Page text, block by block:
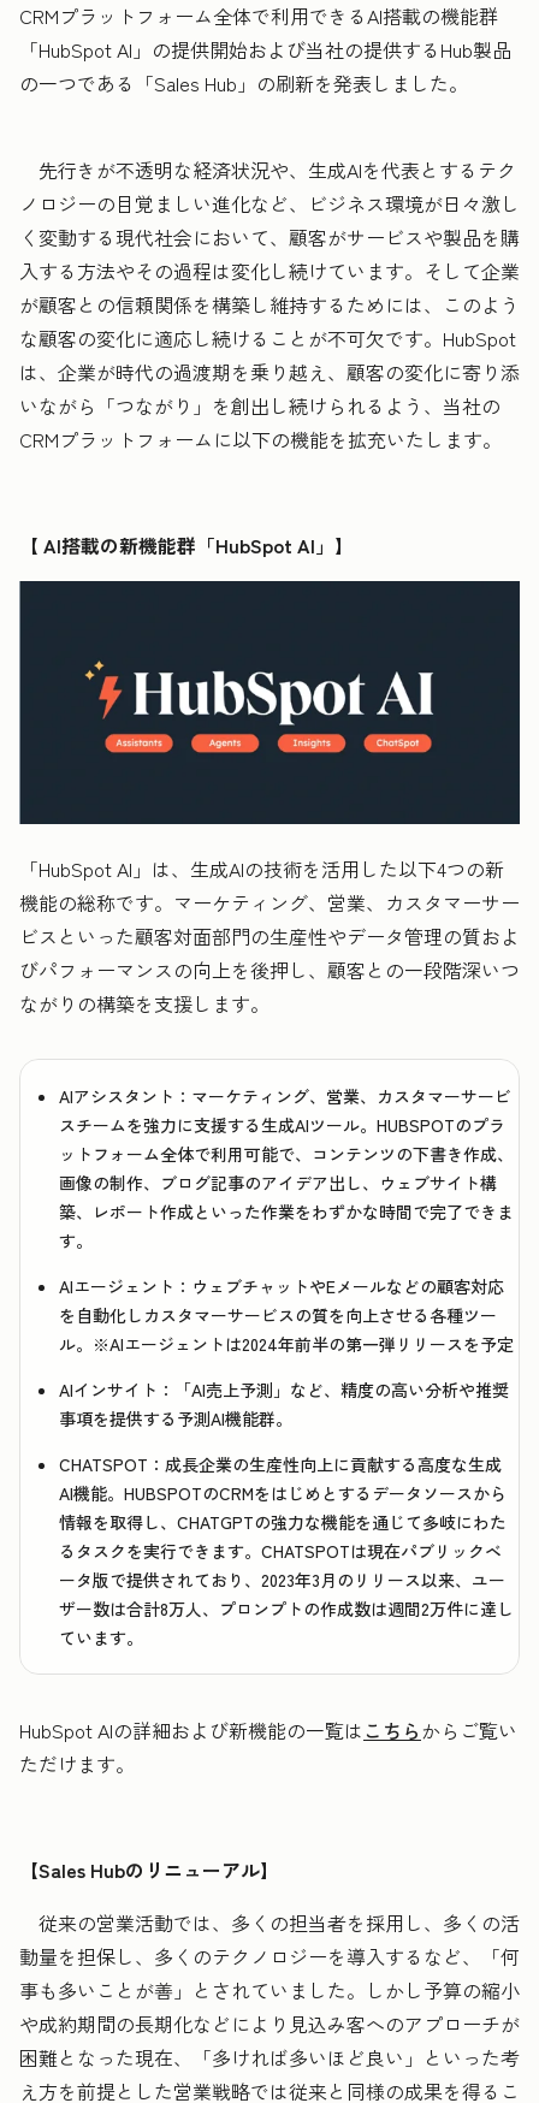
CRMプラットフォーム全体で利用できるAI搭載の機能群
「HubSpot AI」の提供開始および当社の提供するHub製品
の一つである「Sales Hub」の刷新を発表しました。
先行きが不透明な経済状況や、生成AIを代表とするテク
ノロジーの目覚ましい進化など、ビジネス環境が日々激し
く変動する現代社会において、顧客がサービスや製品を購
入する方法やその過程は変化し続けています。そして企業
が顧客との信頼関係を構築し維持するためには、このよう
な顧客の変化に適応し続けることが不可欠です。HubSpot
は、企業が時代の過渡期を乗り越え、顧客の変化に寄り添
いながら「つながり」を創出し続けられるよう、当社の
CRMプラットフォームに以下の機能を拡充いたします。
【 AI搭載の新機能群「HubSpot AI」】
「HubSpot AI」は、生成AIの技術を活用した以下4つの新
機能の総称です。マーケティング、営業、カスタマーサー
ビスといった顧客対面部門の生産性やデータ管理の質およ
びパフォーマンスの向上を後押し、顧客との一段階深いつ
ながりの構築を支援します。
AIアシスタント： マーケティング、営業、カスタマーサービ
スチームを強力に支援する生成AIツール。HUBSPOTのプラ
ットフォーム全体で利用可能で、コンテンツの下書き作成、
画像の制作、ブログ記事のアイデア出し、ウェブサイト構
築、レポート作成といった作業をわずかな時間で完了できま
す。
AIエージェント： ウェブチャットやEメールなどの顧客対応
を自動化しカスタマーサービスの質を向上させる各種ツー
ル。※AIエージェントは2024年前半の第一弾リリースを予定
AIインサイト：
「AI売上予測」など、精度の高い分析や推奨
事項を提供する予測AI機能群。
CHATSPOT： 成長企業の生産性向上に貢献する高度な生成
AI機能。HUBSPOTのCRMをはじめとするデータソースから
情報を取得し、CHATGPTの強力な機能を通じて多岐にわた
るタスクを実行できます。CHATSPOTは現在パブリックベ
ータ版で提供されており、2023年3月のリリース以来、ユー
ザー数は合計8万人、プロンプトの作成数は週間2万件に達し
ています。
HubSpot AIの詳細および新機能の一覧は こちら からご覧い
ただけます。
【Sales Hubのリニューアル】
従来の営業活動では、多くの担当者を採用し、多くの活
動量を担保し、多くのテクノロジーを導入するなど、「何
事も多いことが善」とされていました。しかし予算の縮小
や成約期間の長期化などにより見込み客へのアプローチが
困難となった現在、「多ければ多いほど良い」といった考
え方を前提とした営業戦略では従来と同様の成果を得るこ